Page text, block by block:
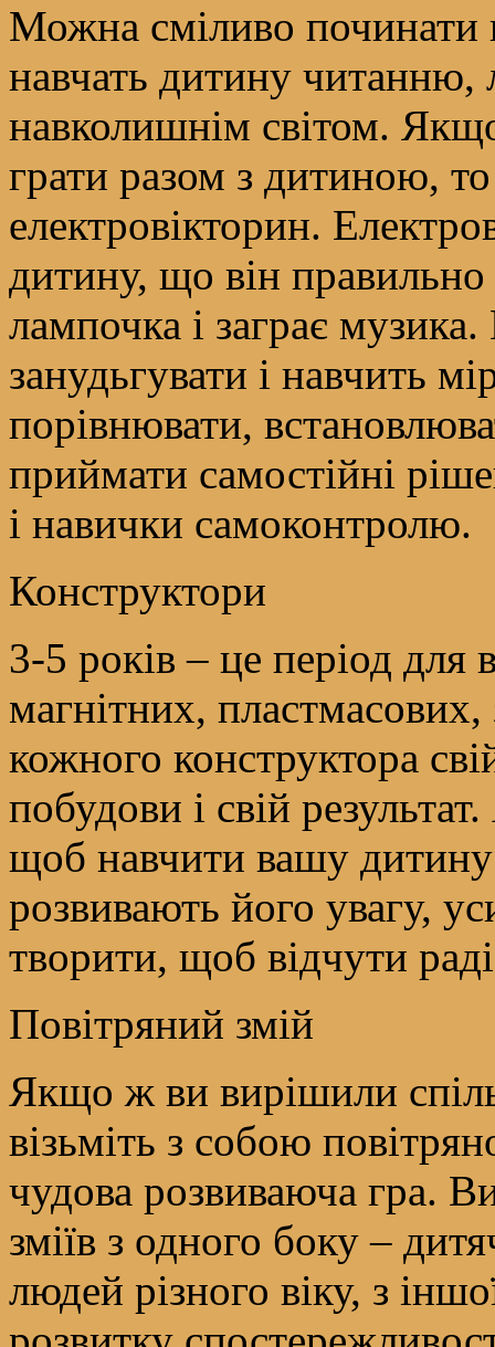
Можна сміливо починати
навчать дитину читанню,
навколишнім світом.
грати разом з дитиною,
електровікторин.
дитину, що він правильно
лампочка і заграє
занудьгувати і навчить
порівнювати,
приймати самостійні
і навички самоконтролю.
Конструктори
3-5 років – це період для
магнітних, пластмасових,
кожного конструктора
побудови і свій
щоб навчити вашу дитину
розвивають його увагу,
творити, щоб відчути
Повітряний змій
Якщо ж ви вирішили
візьміть з собою
чудова розвиваюча гра.
зміїв з одного боку –
людей різного віку, з